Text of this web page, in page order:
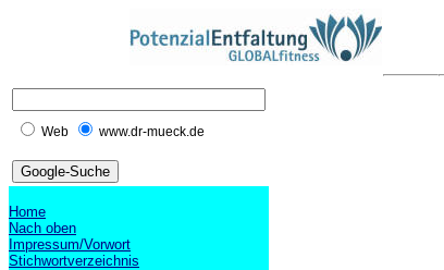
Web www.dr-mueck.de
Home
Nach oben
Impressum/Vorwort
Stichwortverzeichnis